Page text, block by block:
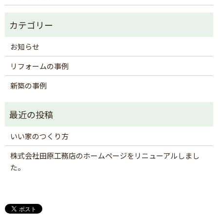
お知らせ
リフォームの事例
新築の事例
いい家のつくり方
株式会社田原工務店のホームページをリニューアルしまし
た。